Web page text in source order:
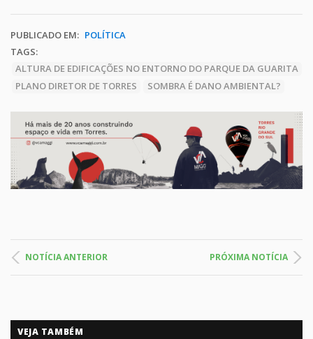
PUBLICADO EM: POLÍTICA
TAGS:
ALTURA DE EDIFICAÇÕES NO ENTORNO DO PARQUE DA GUARITA
PLANO DIRETOR DE TORRES
SOMBRA É DANO AMBIENTAL?
NOTÍCIA ANTERIOR PRÓXIMA NOTÍCIA
VEJA TAMBÉM